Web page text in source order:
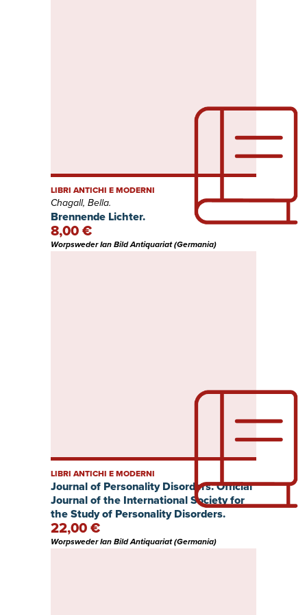
Brennende Lichter.
LIBRI ANTICHI E MODERNI
Chagall, Bella.
8,00 €
Worpsweder Ian Bild Antiquariat (Germania)
Journal of Personality Disorders. Official
Journal of the International Society for
the Study of Personality Disorders.
Volume 3, Number 3 Fall 1989.
LIBRI ANTICHI E MODERNI
22,00 €
Worpsweder Ian Bild Antiquariat (Germania)